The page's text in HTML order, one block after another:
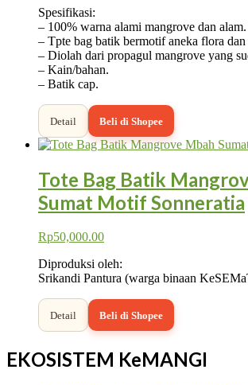
Spesifikasi:
– 100% warna alami mangrove dan alam.
– Tpte bag batik bermotif aneka flora
– Diolah dari propagul mangrove yang
– Kain/bahan.
– Batik cap.
Detail Beli di Shopee
Tote Bag Batik
Sumat Motif Sonneratia
Rp50,000.00
Diproduksi oleh:
Srikandi Pantura (warga binaan
Detail Beli di Shopee
EKOSISTEM KeMANGI